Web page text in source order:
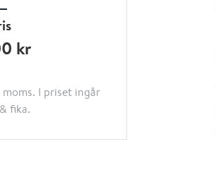
kr
I priset ingår
fika.